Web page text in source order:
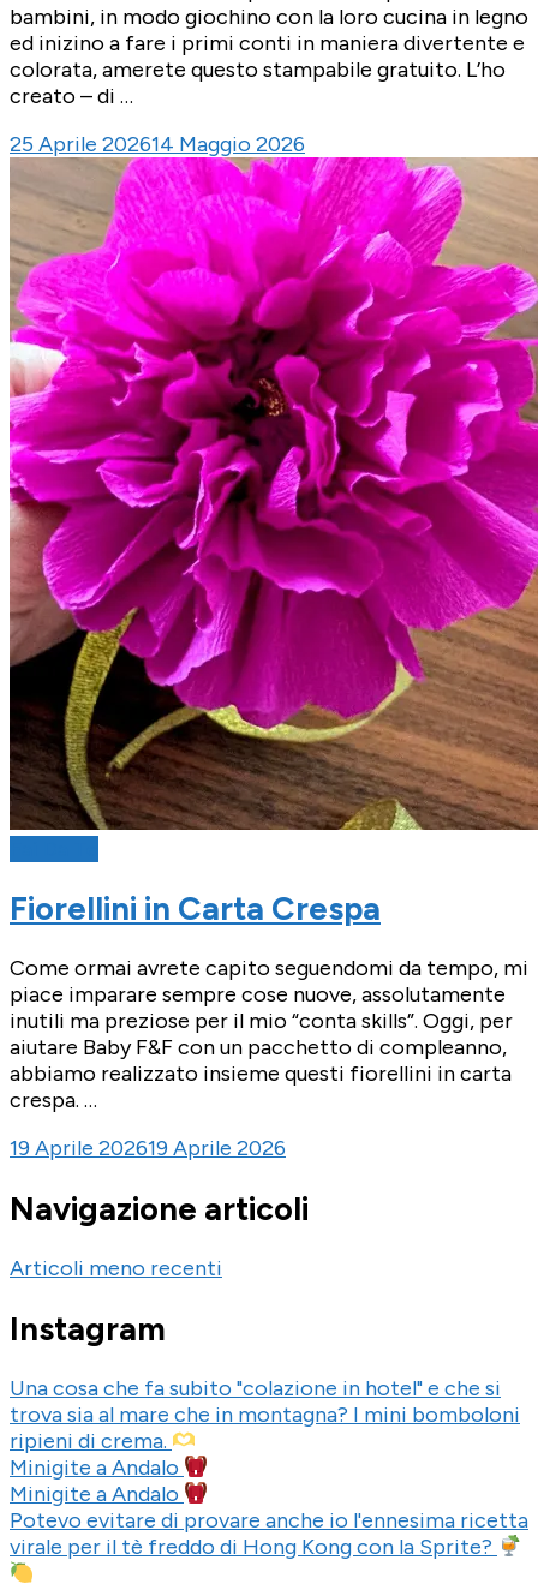
bambini, in modo giochino con la loro cucina in legno
ed inizino a fare i primi conti in maniera divertente e
colorata, amerete questo stampabile gratuito. L’ho
creato – di …
25 Aprile 202614 Maggio 2026
Fiorellini in Carta Crespa
Come ormai avrete capito seguendomi da tempo, mi
piace imparare sempre cose nuove, assolutamente
inutili ma preziose per il mio “conta skills”. Oggi, per
aiutare Baby F&F con un pacchetto di compleanno,
abbiamo realizzato insieme questi fiorellini in carta
crespa. …
19 Aprile 202619 Aprile 2026
Navigazione articoli
Articoli meno recenti
Instagram
Una cosa che fa subito "colazione in hotel" e che si
trova sia al mare che in montagna? I mini bomboloni
ripieni di crema.
Minigite a Andalo
Minigite a Andalo
Potevo evitare di provare anche io l'ennesima ricetta
virale per il tè freddo di Hong Kong con la Sprite?